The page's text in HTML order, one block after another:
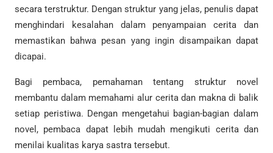
secara terstruktur. Dengan struktur yang jelas, penulis dapat
menghindari kesalahan dalam penyampaian cerita dan
memastikan bahwa pesan yang ingin disampaikan dapat
dicapai.
Bagi pembaca, pemahaman tentang struktur novel
membantu dalam memahami alur cerita dan makna di balik
setiap peristiwa. Dengan mengetahui bagian-bagian dalam
novel, pembaca dapat lebih mudah mengikuti cerita dan
menilai kualitas karya sastra tersebut.